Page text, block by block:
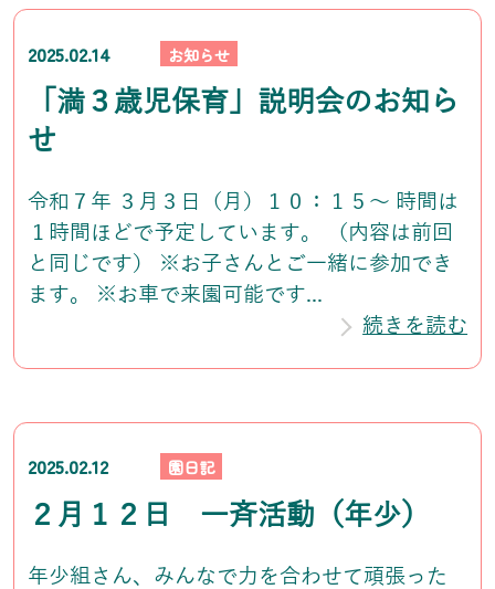
2025.02.14 お知らせ
「満３歳児保育」説明会のお知ら
せ
令和７年 ３月３日（月）１０：１５～ 時間は
１時間ほどで予定しています。 （内容は前回
と同じです） ※お子さんとご一緒に参加でき
ます。 ※お車で来園可能です...
続きを読む
2025.02.12 園日記
２月１２日 一斉活動（年少）
年少組さん、みんなで力を合わせて頑張った